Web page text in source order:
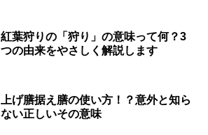
紅葉狩りの「狩り」の意味って何？3
つの由来をやさしく解説します
上げ膳据え膳の使い方！？意外と知ら
ない正しいその意味